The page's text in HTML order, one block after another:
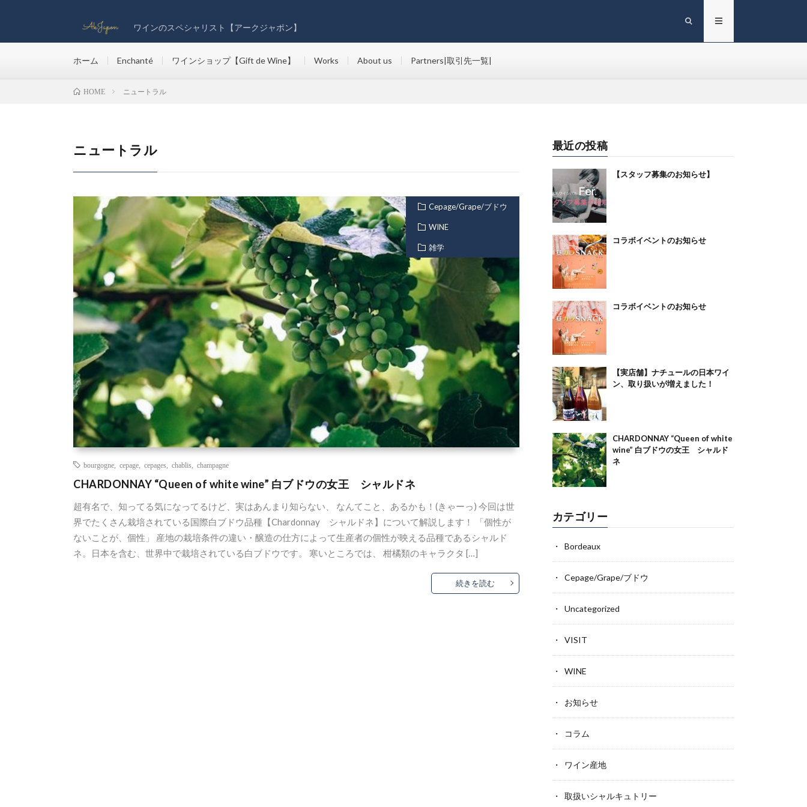
ワインのスペシャリスト【アークジャポン】
ホーム Enchanté ワインショップ【Gift de Wine】 Works About us Partners|取引先一覧|
HOME ニュートラル
ニュートラル
Cepage/Grape/ブドウ
WINE
雑学
bourgogne cepage cepages chablis champagne
CHARDONNAY “Queen of white wine” 白ブドウの女王 シャルドネ
超有名で、知ってる気になってるけど、実はあんまり知らない、 なんてこと、あるかも！(きゃーっ) 今回は世
界でたくさん栽培されている国際白ブドウ品種【Chardonnay シャルドネ】について解説します！ 「個性が
ないことが、個性」 産地の栽培条件の違い・醸造の仕方によって生産者の個性が映える品種であるシャルド
ネ。日本を含む、世界中で栽培されている白ブドウです。 寒いところでは、 柑橘類のキャラクタ […]
続きを読む
最近の投稿
【スタッフ募集のお知らせ】
コラボイベントのお知らせ
コラボイベントのお知らせ
【実店舗】ナチュールの日本ワイ
ン、取り扱いが増えました！
CHARDONNAY “Queen of white
wine” 白ブドウの女王 シャルド
ネ
カテゴリー
Bordeaux
Cepage/Grape/ブドウ
Uncategorized
VISIT
WINE
お知らせ
コラム
ワイン産地
取扱いシャルキュトリー